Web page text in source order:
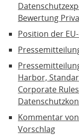
Bewertung
Position der
Harbor,
Corporate Rules
Kommentar von
Vorschlag